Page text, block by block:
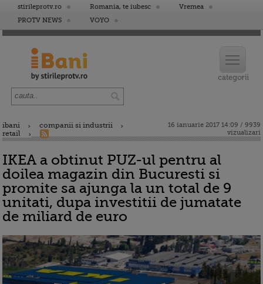
stirileprotv.ro Romania, te iubesc
Vremea
PROTV NEWS
VOYO
ibani
companii si industrii
retail
16 ianuarie 2017 14:09 / 9939
vizualizari
IKEA a obtinut PUZ-ul pentru al
doilea magazin din Bucuresti si
promite sa ajunga la un total de 9
unitati, dupa investitii de jumatate
de miliard de euro